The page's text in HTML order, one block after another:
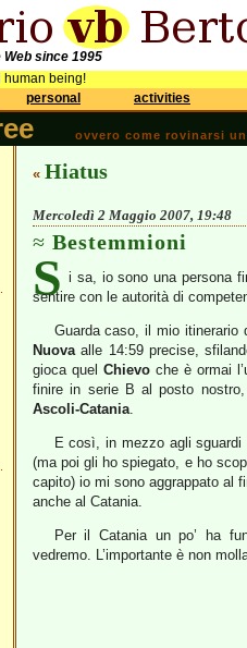
Web since 1995
human being!
personal activities
ovvero come rovinarsi
« Hiatus
Mercoledì 2 Maggio 2007, 19:48
Bestemmioni
S i sa, io sono una persona
sentire con le autorità di
Guarda caso, il mio
Nuovaalle 14:59 precise,
gioca quel Chievo che è ormai
finire in serie B al posto
Ascoli-Catania.
E così, in mezzo agli
(ma poi gli ho spiegato, e ho
capito) io mi sono aggrappato al
anche al Catania.
Per il Catania un po’ ha
vedremo. L’importante è non